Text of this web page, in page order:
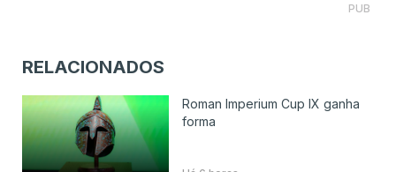
PUB
RELACIONADOS
Roman Imperium Cup IX ganha
forma